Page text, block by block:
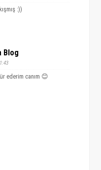
:))
Blog
ederim canım 😊